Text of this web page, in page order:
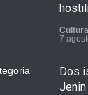
7
Dos